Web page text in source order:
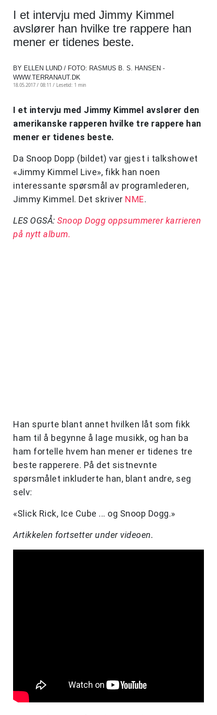
I et intervju med Jimmy Kimmel
avslører han hvilke tre rappere han
mener er tidenes beste.
BY ELLEN LUND / FOTO: RASMUS B. S. HANSEN -
WWW.TERRANAUT.DK
18.05.2017 / 08:11 / Lesetid: 1 min
I et intervju med Jimmy Kimmel avslører den
amerikanske rapperen hvilke tre rappere han
mener er tidenes beste.
Da Snoop Dopp (bildet) var gjest i talkshowet
«Jimmy Kimmel Live», fikk han noen
interessante spørsmål av programlederen,
Jimmy Kimmel. Det skriver NME.
LES OGSÅ: Snoop Dogg oppsummerer karrieren
på nytt album.
Han spurte blant annet hvilken låt som fikk
ham til å begynne å lage musikk, og han ba
ham fortelle hvem han mener er tidenes tre
beste rapperere. På det sistnevnte
spørsmålet inkluderte han, blant andre, seg
selv:
«Slick Rick, Ice Cube ... og Snoop Dogg.»
Artikkelen fortsetter under videoen.